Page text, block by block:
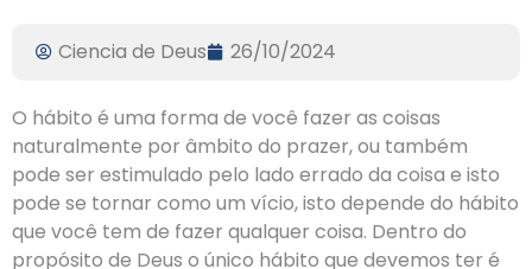
Ciencia de Deus 26/10/2024
O hábito é uma forma de você fazer as coisas
naturalmente por âmbito do prazer, ou também
pode ser estimulado pelo lado errado da coisa e isto
pode se tornar como um vício, isto depende do hábito
que você tem de fazer qualquer coisa. Dentro do
propósito de Deus o único hábito que devemos ter é